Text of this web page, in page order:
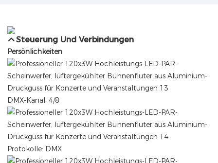
Steuerung Und Verbindungen
Persönlichkeiten
DMX-Kanal: 4/8
Protokolle: DMX